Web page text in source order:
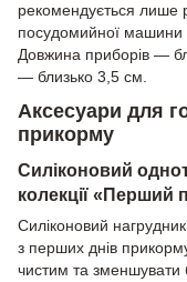
рекомендується лише
посудомийної машини
Довжина приборів —
— близько 3,5 см.
Аксесуари для
прикорму
Силіконовий
колекції «Перший
Силіконовий
з перших днів
чистим та зменшувати